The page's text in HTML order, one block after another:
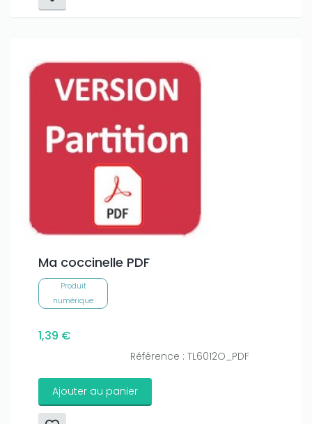
Ma coccinelle PDF
Produit
numérique
1,39 €
Référence : TL6012O_PDF
Ajouter au panier